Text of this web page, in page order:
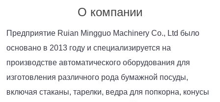
О компании
Предприятие Ruian Mingguo Machinery Co., Ltd было
основано в 2013 году и специализируется на
производстве автоматического оборудования для
изготовления различного рода бумажной посуды,
включая стаканы, тарелки, ведра для попкорна, конусы